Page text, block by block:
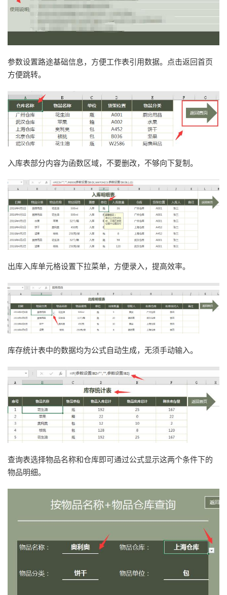
参数设置路途基础信息，方便工作表引用数据。点击返回首页
方便跳转。
入库表部分内容为函数区域，不要删改，不够向下复制。
出库入库单元格设置下拉菜单，方便录入，提高效率。
库存统计表中的数据均为公式自动生成，无须手动输入。
查询表选择物品名称和仓库即可通过公式显示这两个条件下的
物品明细。